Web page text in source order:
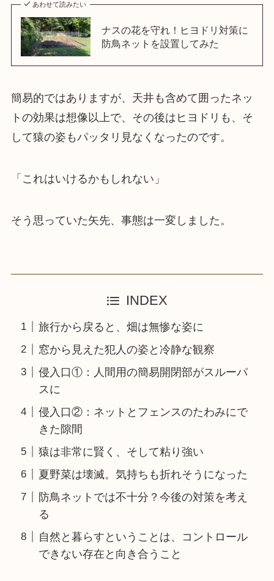
あわせて読みたい
ナスの花を守れ！ヒヨドリ対策に
防鳥ネットを設置してみた
簡易的ではありますが、天井も含めて囲ったネッ
トの効果は想像以上で、その後はヒヨドリも、そ
して猿の姿もパッタリ見なくなったのです。
「これはいけるかもしれない」
そう思っていた矢先、事態は一変しました。
INDEX
旅行から戻ると、畑は無惨な姿に
窓から見えた犯人の姿と冷静な観察
侵入口①：人間用の簡易開閉部がスルーパ
スに
侵入口②：ネットとフェンスのたわみにで
きた隙間
猿は非常に賢く、そして粘り強い
夏野菜は壊滅。気持ちも折れそうになった
防鳥ネットでは不十分？今後の対策を考え
る
自然と暮らすということは、コントロール
できない存在と向き合うこと